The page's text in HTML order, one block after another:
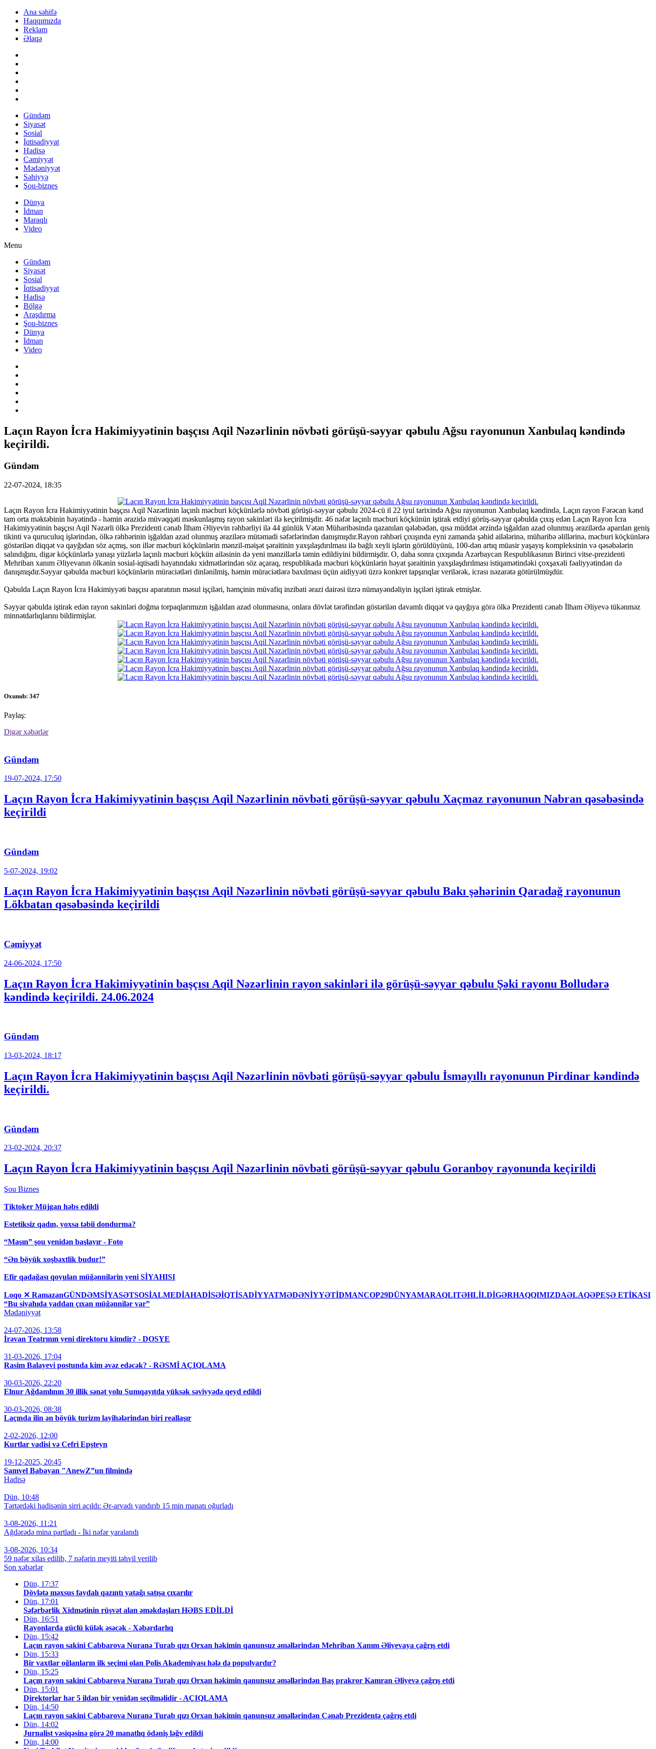
Ana səhifə
Haqqımızda
Reklam
Əlaqə
Gündəm
Siyasət
Sosial
İqtisadiyyat
Hadisə
Cəmiyyət
Mədəniyyət
Səhiyyə
Şou-biznes
Dünya
İdman
Maraqlı
Video
Menu
Gündəm
Siyasət
Sosial
İqtisadiyyat
Hadisə
Bölgə
Araşdırma
Şou-biznes
Dünya
İdman
Video
Laçın Rayon İcra Hakimiyyətinin başçısı Aqil Nəzərlinin növbəti görüşü-səyyar qəbulu Ağsu rayonunun Xanbulaq kəndində
keçirildi.
Gündəm
22-07-2024, 18:35
Laçın Rayon İcra Hakimiyyətinin başçısı Aqil Nəzərlinin laçınlı məcburi köçkünlərlə növbəti görüşü-səyyar qəbulu 2024-cü il 22 iyul tarixində Ağsu rayonunun Xanbulaq kəndində, Laçın rayon Fərəcan kənd
tam orta məktəbinin həyətində - həmin ərazidə müvəqqəti məskunlaşmış rayon sakinləri ilə keçirilmişdir. 46 nəfər laçınlı məcburi köçkünün iştirak etdiyi görüş-səyyar qəbulda çıxış edən Laçın Rayon İcra
Hakimiyyətinin başçısı Aqil Nəzərli ölkə Prezidenti cənab İlham Əliyevin rəhbərliyi ilə 44 günlük Vətən Müharibəsində qazanılan qələbədən, qısa müddət ərzində işğaldan azad olunmuş ərazilərdə aparılan geniş
tikinti və quruculuq işlərindən, ölkə rəhbərinin işğaldan azad olunmuş ərazilərə mütəmadi səfərlərindən danışmışdır.Rayon rəhbəri çıxışında eyni zamanda şəhid ailələrinə, müharibə əlillərinə, məcburi köçkünlərə
göstərilən diqqət və qayğıdan söz açmış, son illər məcburi köçkünlərin mənzil-məişət şəraitinin yaxşılaşdırılması ilə bağlı xeyli işlərin görüldüyünü, 100-dən artıq müasir yaşayış kompleksinin və qəsəbələrin
salındığını, digər köçkünlərlə yanaşı yüzlərlə laçınlı məcburi köçkün ailəsinin də yeni mənzillərlə təmin edildiyini bildirmişdir. O, daha sonra çıxışında Azərbaycan Respublikasının Birinci vitse-prezidenti
Mehriban xanım Əliyevanın ölkənin sosial-iqtisadi həyatındakı xidmətlərindən söz açaraq, respublikada məcburi köçkünlərin həyat şəraitinin yaxşılaşdırılması istiqamətindəki çoxşaxəli fəaliyyətindən də
danışmışdır.Səyyar qəbulda məcburi köçkünlərin müraciətləri dinlənilmiş, həmin müraciətlərə baxılması üçün aidiyyəti üzrə konkret tapşırıqlar verilərək, icrası nəzarətə götürülmüşdür.
Qəbulda Laçın Rayon İcra Hakimiyyəti başçısı aparatının məsul işçiləri, həmçinin müvafiq inzibati ərazi dairəsi üzrə nümayəndəliyin işçiləri iştirak etmişlər.
Səyyar qəbulda iştirak edən rayon sakinləri doğma torpaqlarımızın işğaldan azad olunmasına, onlara dövlət tərəfindən göstərilən davamlı diqqət və qayğıya görə ölkə Prezidenti cənab İlham Əliyevə tükənməz
minnətdarlıqlarını bildirmişlər.
Oxunub: 347
Paylaş:
Digər xəbərlər
Gündəm
19-07-2024, 17:50
Laçın Rayon İcra Hakimiyyətinin başçısı Aqil Nəzərlinin növbəti görüşü-səyyar qəbulu Xaçmaz rayonunun Nabran qəsəbəsində
keçirildi
Gündəm
5-07-2024, 19:02
Laçın Rayon İcra Hakimiyyətinin başçısı Aqil Nəzərlinin növbəti görüşü-səyyar qəbulu Bakı şəhərinin Qaradağ rayonunun
Lökbatan qəsəbəsində keçirildi
Cəmiyyət
24-06-2024, 17:50
Laçın Rayon İcra Hakimiyyətinin başçısı Aqil Nəzərlinin rayon sakinləri ilə görüşü-səyyar qəbulu Şəki rayonu Bolludərə
kəndində keçirildi. 24.06.2024
Gündəm
13-03-2024, 18:17
Laçın Rayon İcra Hakimiyyətinin başçısı Aqil Nəzərlinin növbəti görüşü-səyyar qəbulu İsmayıllı rayonunun Pirdinar kəndində
keçirildi.
Gündəm
23-02-2024, 20:37
Laçın Rayon İcra Hakimiyyətinin başçısı Aqil Nəzərlinin növbəti görüşü-səyyar qəbulu Goranboy rayonunda keçirildi
Şou Biznes
Tiktoker Müjgan həbs edildi
Estetiksiz qadın, yoxsa təbii dondurma?
“Maşın” şou yenidən başlayır - Foto
“Ən böyük xoşbəxtlik budur!”
Efir qadağası qoyulan müğənnilərin yeni SİYAHISI
Loqo ✕ RamazanGÜNDƏMSİYASƏTSOSİALMEDİAHADİSƏİQTİSADİYYATMƏDƏNİYYƏTİDMANCOP29DÜNYAMARAQLITƏHLİLDİGƏRHAQQIMIZDAƏLAQƏPEŞƏ ETİKASI
“Bu siyahıda yaddan çıxan müğənnilər var”
Mədəniyyət
24-07-2026, 13:58
İrəvan Teatrının yeni direktoru kimdir? - DOSYE
31-03-2026, 17:04
Rasim Balayevi postunda kim əvəz edəcək? - RƏSMİ AÇIQLAMA
30-03-2026, 22:20
Elnur Ağdamlının 30 illik sənət yolu Sumqayıtda yüksək səviyyədə qeyd edildi
30-03-2026, 08:38
Laçında ilin ən böyük turizm layihələrindən biri reallaşır
2-02-2026, 12:00
Kurtlar vadisi və Cefri Epşteyn
19-12-2025, 20:45
Samvel Babayan "AnewZ”un filmində
Hadisə
Dün, 10:48
Tərtərdəki hadisənin sirri açıldı: Ər-arvadı yandırıb 15 min manatı oğurladı
3-08-2026, 11:21
Ağdərədə mina partladı - İki nəfər yaralandı
3-08-2026, 10:34
59 nəfər xilas edilib, 7 nəfərin meyiti təhvil verilib
Son xəbərlər
Dün, 17:37
Dövlətə məxsus faydalı qazıntı yatağı satışa çıxarılır
Dün, 17:01
Səfərbərlik Xidmətinin rüşvət alan əməkdaşları HƏBS EDİLDİ
Dün, 16:51
Rayonlarda güclü külək əsəcək - Xəbərdarlıq
Dün, 15:42
Laçın rayon sakini Cabbarova Nuranə Turab qızı Orxan həkimin qanunsuz əməllərindən Mehriban Xanım Əliyevaya çağrış etdi
Dün, 15:33
Bir vaxtlar oğlanların ilk seçimi olan Polis Akademiyası hələ də populyardır?
Dün, 15:25
Laçın rayon sakini Cabbarova Nuranə Turab qızı Orxan həkimin qanunsuz əməllərindən Baş prakror Kamran Əliyevə çağrış etdi
Dün, 15:01
Direktorlar hər 5 ildən bir yenidən seçilməlidir - AÇIQLAMA
Dün, 14:50
Laçın rayon sakini Cabbarova Nuranə Turab qızı Orxan həkimin qanunsuz əməllərindən Cənab Prezidentə çağrış etdi
Dün, 14:02
Jurnalist vəsiqəsinə görə 20 manatlıq ödəniş ləğv edildi
Dün, 14:00